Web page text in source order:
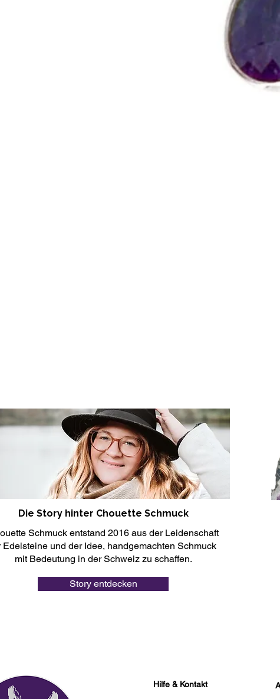
Die Story hinter Chouette Schmuck
Schmuck entstand 2016 aus der Leidenschaft
Edelsteine und der Idee, handgemachten Schmuck
mit Bedeutung in der Schweiz zu schaffen.
Story entdecken
Hilfe & Kontakt